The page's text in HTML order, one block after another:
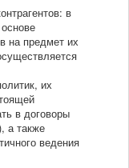
в
на предмет их
их
в договоры
а также
ведения